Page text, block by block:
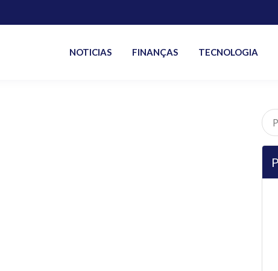
NOTICIAS FINANÇAS TECNOLOGIA
por: